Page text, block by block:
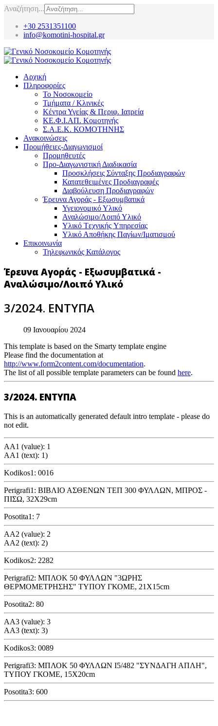
Αναζήτηση...
+30 2531351100
info@komotini-hospital.gr
Αρχική
Πληροφορίες
Το Νοσοκομείο
Τμήματα / Κλινικές
Κέντρα Υγείας & Περιφ. Ιατρεία
ΚΕ.Φ.Ι.ΑΠ. Κομοτηνής
Σ.Α.Ε.Κ. ΚΟΜΟΤΗΝΗΣ
Ανακοινώσεις
Προμήθειες-Διαγωνισμοί
Προμηθευτές
Προ-Διαγωνιστική Διαδικασία
Προσκλήσεις Σύνταξης Προδιαγραφών
Κατατεθειμένες Προδιαγραφές
Διαβούλευση Προδιαγραφών
Έρευνα Αγοράς - Εξωσυμβατικά
Υγειονομικό Υλικό
Αναλώσιμο/Λοιπό Υλικό
Υλικό Tεχνικής Yπηρεσίας
Υλικό Αποθήκης Παγίων/Ιματισμού
Επικοινωνία
Τηλεφωνικός Κατάλογος
Έρευνα Αγοράς - Εξωσυμβατικά -
Αναλώσιμο/Λοιπό Υλικό
3/2024. ΕΝΤΥΠΑ
09 Ιανουαρίου 2024
This template is based on the Smarty template engine
Please find the documentation at
http://www.form2content.com/documentation.
The list of all possible template parameters can be found here.
3/2024. ΕΝΤΥΠΑ
This is an automatically generated default intro template - please do
not edit.
AA1 (value): 1
AA1 (text): 1)
Kodikos1: 0016
Perigrafi1: ΒΙΒΛΙΟ ΑΣΘΕΝΩΝ ΤΕΠ 300 ΦΥΛΛΩΝ, ΜΠΡΟΣ -
ΠΙΣΩ, 32Χ29cm
Posotita1: 7
AA2 (value): 2
AA2 (text): 2)
Kodikos2: 2282
Perigrafi2: ΜΠΛΟΚ 50 ΦΥΛΛΩΝ "3ΩΡΗΣ
ΘΕΡΜΟΜΕΤΡΗΣΗΣ" ΤΥΠΟΥ ΓΚΟΜΕ, 21Χ15cm
Posotita2: 80
AA3 (value): 3
AA3 (text): 3)
Kodikos3: 0089
Perigrafi3: ΜΠΛΟΚ 50 ΦΥΛΛΩΝ Ι5/482 "ΣΥΝΔΑΓΗ ΑΠΛΗ",
ΤΥΠΟΥ ΓΚΟΜΕ, 15Χ20cm
Posotita3: 600